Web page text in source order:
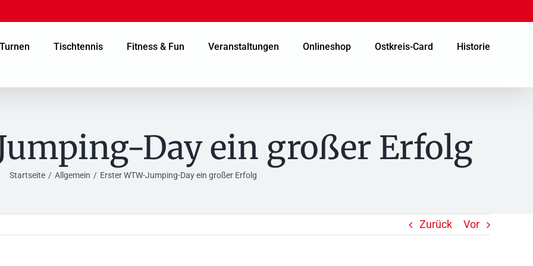
Turnen Tischtennis Fitness & Fun Veranstaltungen Onlineshop Ostkreis-Card Historie
Day ein großer Erfolg
Startseite Allgemein Erster WTW-Jumping-Day ein großer Erfolg
Zurück Vor